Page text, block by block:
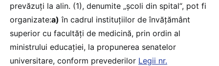
prevăzuți la alin. (1), denumite „școli din spital“, pot fi
organizate:a) în cadrul instituțiilor de învățământ
superior cu facultăți de medicină, prin ordin al
ministrului educației, la propunerea senatelor
universitare, conform prevederilor Legii nr.